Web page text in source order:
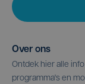
Over ons
Ontdek hier alle
programma's en